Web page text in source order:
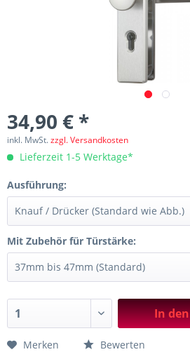
34,90 € *
inkl. MwSt.zzgl. Versandkosten
Lieferzeit 1-5 Werktage*
Ausführung:
Mit Zubehör für Türstärke:
In den
Merken Bewerten